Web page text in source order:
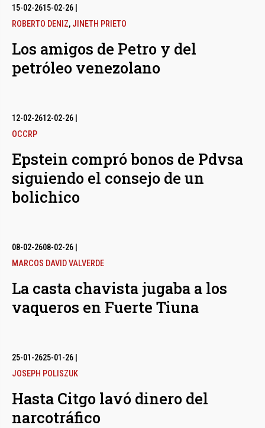
15-02-2615-02-26
ROBERTO DENIZ, JINETH PRIETO
Los amigos de Petro y del
petróleo venezolano
12-02-2612-02-26
OCCRP
Epstein compró bonos de Pdvsa
siguiendo el consejo de un
bolichico
08-02-2608-02-26
MARCOS DAVID VALVERDE
La casta chavista jugaba a los
vaqueros en Fuerte Tiuna
25-01-2625-01-26
JOSEPH POLISZUK
Hasta Citgo lavó dinero del
narcotráfico